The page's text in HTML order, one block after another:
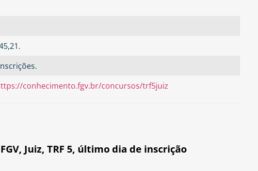
conhecimento.fgv.br/concursos/trf5juiz
FGV, Juiz, TRF 5, último dia de inscrição